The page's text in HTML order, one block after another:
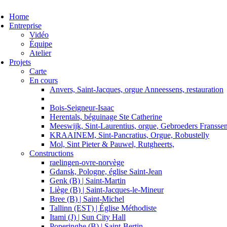
Home
Entreprise
Vidéo
Équipe
Atelier
Projets
Carte
En cours
Anvers, Saint-Jacques, orgue Anneessens, restauration
Bois-Seigneur-Isaac
Herentals, béguinage Ste Catherine
Meeswijk, Sint-Laurentius, orgue, Gebroeders
KRAAINEM, Sint-Pancratius, Orgue, Robustelly
Mol, Sint Pieter & Pauwel, Rutgheerts,
Constructions
raelingen-ovre-norvège
Gdansk, Pologne, église Saint-Jean
Genk (B) | Saint-Martin
Liège (B) | Saint-Jacques-le-Mineur
Bree (B) | Saint-Michel
Tallinn (EST) | Église Méthodiste
Itami (J) | Sun City Hall